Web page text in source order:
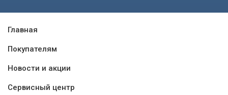
Главная
Покупателям
Новости и акции
Сервисный центр